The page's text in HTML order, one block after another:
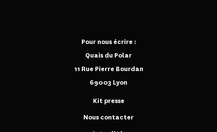
Pour nous écrire :
Quais du Polar
11 Rue Pierre Bourdan
69003 Lyon
Kit presse
Nous contacter